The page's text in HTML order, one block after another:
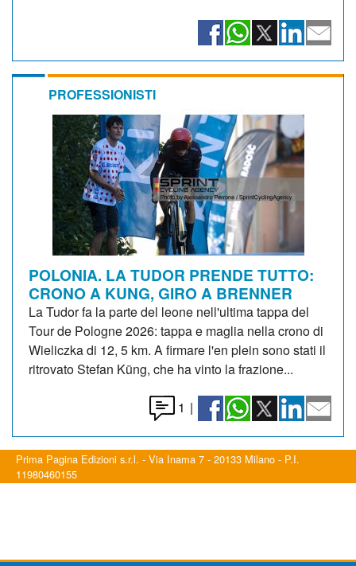
PROFESSIONISTI
POLONIA. LA TUDOR PRENDE TUTTO:
CRONO A KUNG, GIRO A BRENNER
La Tudor fa la parte del leone nell'ultima tappa del
Tour de Pologne 2026: tappa e maglia nella crono di
Wieliczka di 12, 5 km. A firmare l'en plein sono stati il
ritrovato Stefan Küng, che ha vinto la frazione...
1 |
Prima Pagina Edizioni s.r.l. - Via Inama 7 - 20133 Milano - P.I.
11980460155